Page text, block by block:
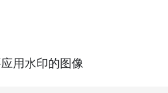
用水印的图像